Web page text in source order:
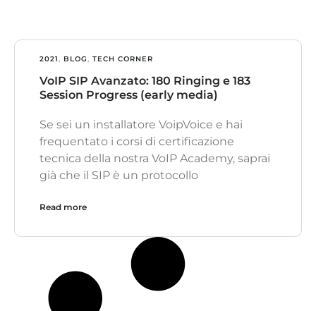
2021, BLOG, TECH CORNER
VoIP SIP Avanzato: 180 Ringing e 183
Session Progress (early media)
Se sei un installatore VoipVoice e hai
frequentato i corsi di certificazione
tecnica della nostra VoIP Academy, saprai
già che il SIP è un protocollo
Read more